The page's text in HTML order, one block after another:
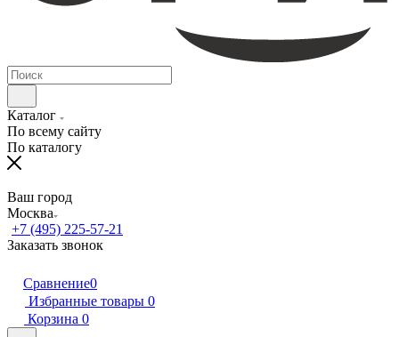
Каталог
По всему сайту
По каталогу
Ваш город
Москва
+7 (495) 225-57-21
Заказать звонок
Сравнение0
Избранные товары 0
Корзина 0